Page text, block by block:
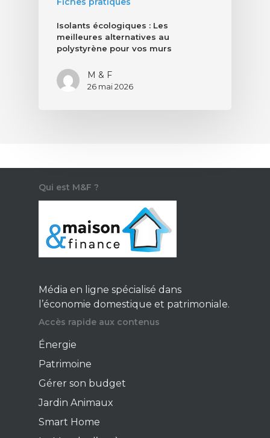
Isolants écologiques : Les
meilleures alternatives au
polystyrène pour vos murs
M & F
26 mai 2026
Qui est M&F ?
Média en ligne spécialisé dans
l’économie domestique et patrimoniale.
Accès rapide aux contenus
Énergie
Patrimoine
Gérer son budget
Jardin Animaux
Smart Home